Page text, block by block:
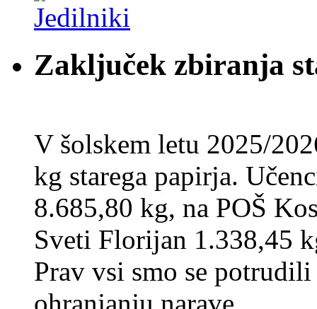
Zaključek zbiranja
V šolskem letu 2025/
kg starega papirja.
8.685,80 kg, na POŠ
Sveti Florijan 1.338,45
Prav vsi smo se